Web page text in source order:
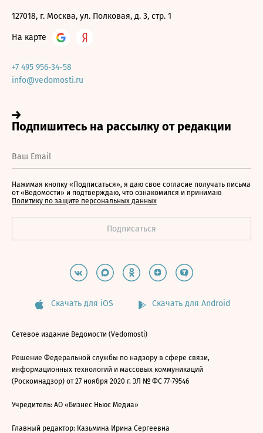
127018, г. Москва, ул. Полковая, д. 3, стр. 1
На карте
+7 495 956-34-58
info@vedomosti.ru
Нажимая кнопку «Подписаться», я даю свое согласие получать письма
от «Ведомости» и подтверждаю, что ознакомился и принимаю
Политику по защите персональных данных
Скачать для iOS Скачать для Android
Сетевое издание Ведомости (Vedomosti)
Решение Федеральной службы по надзору в сфере связи,
информационных технологий и массовых коммуникаций
(Роскомнадзор) от 27 ноября 2020 г. ЭЛ № ФС 77-79546
Учредитель: АО «Бизнес Ньюс Медиа»
Главный редактор: Казьмина Ирина Сергеевна